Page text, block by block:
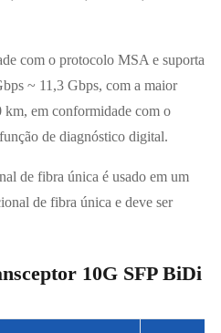
com o protocolo MSA e suporta
~ 11,3 Gbps, com a maior
km, em conformidade com o
de diagnóstico digital.
de fibra única é usado em um
de fibra única e deve ser
10G SFP BiDi